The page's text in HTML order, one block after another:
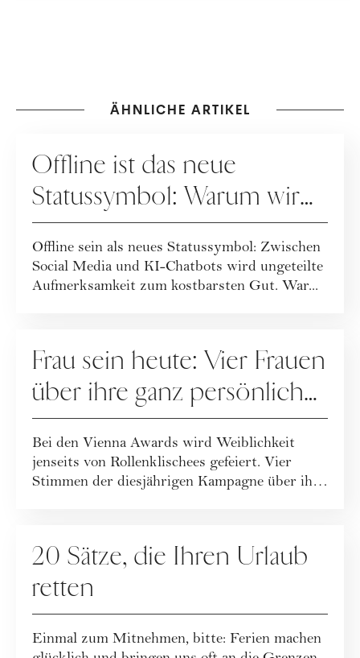
ÄHNLICHE ARTIKEL
Offline ist das neue
Statussymbol: Warum wir
wieder mehr leben statt
posten
Offline sein als neues Statussymbol: Zwischen
Social Media und KI-Chatbots wird ungeteilte
Aufmerksamkeit zum kostbarsten Gut. War...
Frau sein heute: Vier Frauen
über ihre ganz persönliche
Definition
Bei den Vienna Awards wird Weiblichkeit
jenseits von Rollenklischees gefeiert. Vier
Stimmen der diesjährigen Kampagne über ihre
20 Sätze, die Ihren Urlaub
retten
Einmal zum Mitnehmen, bitte: Ferien machen